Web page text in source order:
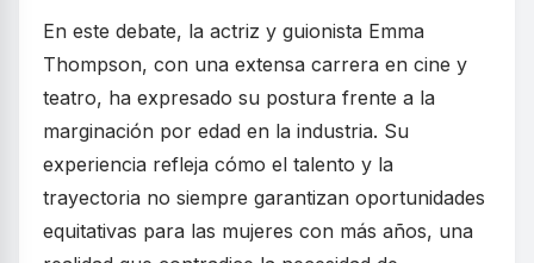
En este debate, la actriz y guionista Emma
Thompson, con una extensa carrera en cine y
teatro, ha expresado su postura frente a la
marginación por edad en la industria. Su
experiencia refleja cómo el talento y la
trayectoria no siempre garantizan oportunidades
equitativas para las mujeres con más años, una